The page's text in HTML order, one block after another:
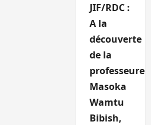
JIF/RDC :
A la
découverte
de la
professeure
Masoka
Wamtu
Bibish,